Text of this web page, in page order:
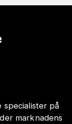
specialister på
marknadens